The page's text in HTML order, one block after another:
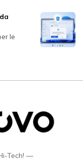
le
Tech! —